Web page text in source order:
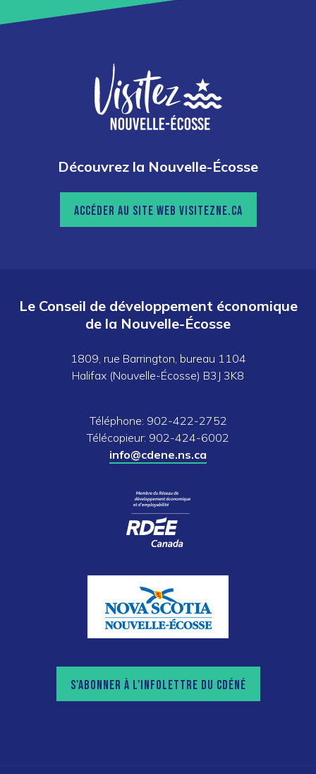
Découvrez la Nouvelle-Écosse
ACCÉDER AU SITE WEB VISITEZNE.CA
Le Conseil de développement économique
de la Nouvelle-Écosse
1809, rue Barrington, bureau 1104
Halifax (Nouvelle-Écosse) B3J 3K8
Téléphone: 902-422-2752
Télécopieur: 902-424-6002
info@cdene.ns.ca
S'ABONNER À L'INFOLETTRE DU CDÉNÉ